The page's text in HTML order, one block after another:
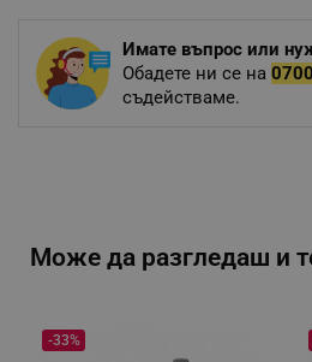
Имате въпрос или
Обадете ни се на
съдействаме.
Може да разгледаш и
-33%